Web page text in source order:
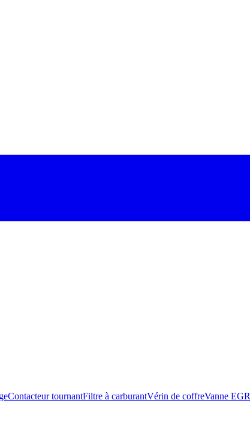
Contacteur tournantFiltre à carburantVérin de coffreVanne EGR